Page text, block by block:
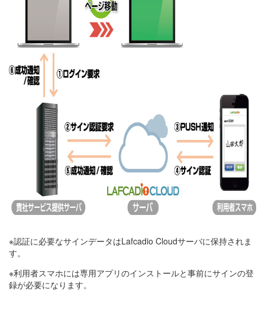
※認証に必要なサインデータはLafcadio Cloudサーバに保持されま
す。
※利用者スマホには専用アプリのインストールと事前にサインの登
録が必要になります。